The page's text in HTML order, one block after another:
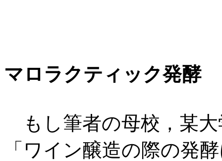
マロラクティック発酵
もし筆者の母校，某大
「ワイン醸造の際の発